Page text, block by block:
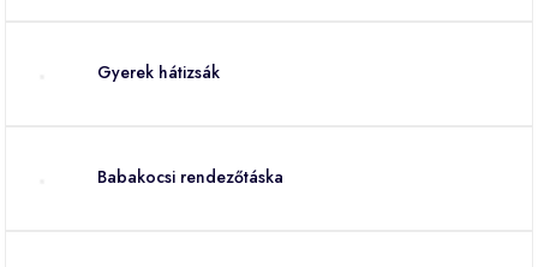
Gyerek hátizsák
Babakocsi rendezőtáska